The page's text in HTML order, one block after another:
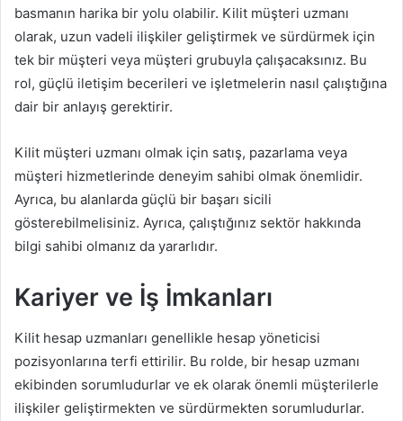
basmanın harika bir yolu olabilir. Kilit müşteri uzmanı
olarak, uzun vadeli ilişkiler geliştirmek ve sürdürmek için
tek bir müşteri veya müşteri grubuyla çalışacaksınız. Bu
rol, güçlü iletişim becerileri ve işletmelerin nasıl çalıştığına
dair bir anlayış gerektirir.
Kilit müşteri uzmanı olmak için satış, pazarlama veya
müşteri hizmetlerinde deneyim sahibi olmak önemlidir.
Ayrıca, bu alanlarda güçlü bir başarı sicili
gösterebilmelisiniz. Ayrıca, çalıştığınız sektör hakkında
bilgi sahibi olmanız da yararlıdır.
Kariyer ve İş İmkanları
Kilit hesap uzmanları genellikle hesap yöneticisi
pozisyonlarına terfi ettirilir. Bu rolde, bir hesap uzmanı
ekibinden sorumludurlar ve ek olarak önemli müşterilerle
ilişkiler geliştirmekten ve sürdürmekten sorumludurlar.